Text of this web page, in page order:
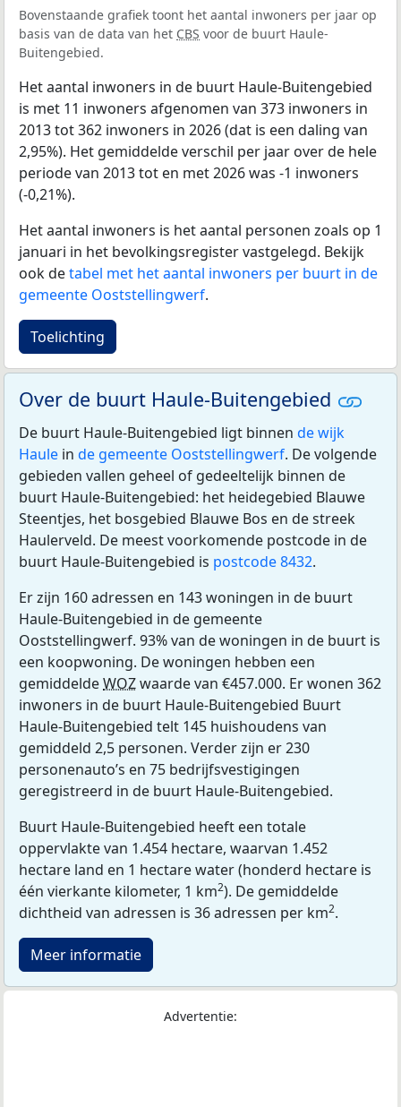
Bovenstaande grafiek toont het aantal inwoners per jaar op
basis van de data van het CBS voor de buurt Haule-
Buitengebied.
Het aantal inwoners in de buurt Haule-Buitengebied
is met 11 inwoners afgenomen van 373 inwoners in
2013 tot 362 inwoners in 2026 (dat is een daling van
2,95%). Het gemiddelde verschil per jaar over de hele
periode van 2013 tot en met 2026 was -1 inwoners
(-0,21%).
Het aantal inwoners is het aantal personen zoals op 1
januari in het bevolkingsregister vastgelegd. Bekijk
ook detabel met het aantal inwoners per buurt in de
gemeente Ooststellingwerf.
Toelichting
Over de buurt Haule-Buitengebied
De buurt Haule-Buitengebied ligt binnen de wijk
Haule in de gemeente Ooststellingwerf. De volgende
gebieden vallen geheel of gedeeltelijk binnen de
buurt Haule-Buitengebied: het heidegebied Blauwe
Steentjes, het bosgebied Blauwe Bos en de streek
Haulerveld. De meest voorkomende postcode in de
buurt Haule-Buitengebied is postcode 8432.
Er zijn 160 adressen en 143 woningen in de buurt
Haule-Buitengebied in de gemeente
Ooststellingwerf. 93% van de woningen in de buurt is
een koopwoning. De woningen hebben een
gemiddeldeWOZwaarde van €457.000. Er wonen 362
inwoners in de buurt Haule-Buitengebied Buurt
Haule-Buitengebied telt 145 huishoudens van
gemiddeld 2,5 personen. Verder zijn er 230
personenauto’s en 75 bedrijfsvestigingen
geregistreerd in de buurt Haule-Buitengebied.
Buurt Haule-Buitengebied heeft een totale
oppervlakte van 1.454 hectare, waarvan 1.452
hectare land en 1 hectare water (honderd hectare is
één vierkante kilometer, 1 km2). De gemiddelde
dichtheid van adressen is 36 adressen per km2.
Meer informatie
Advertentie: